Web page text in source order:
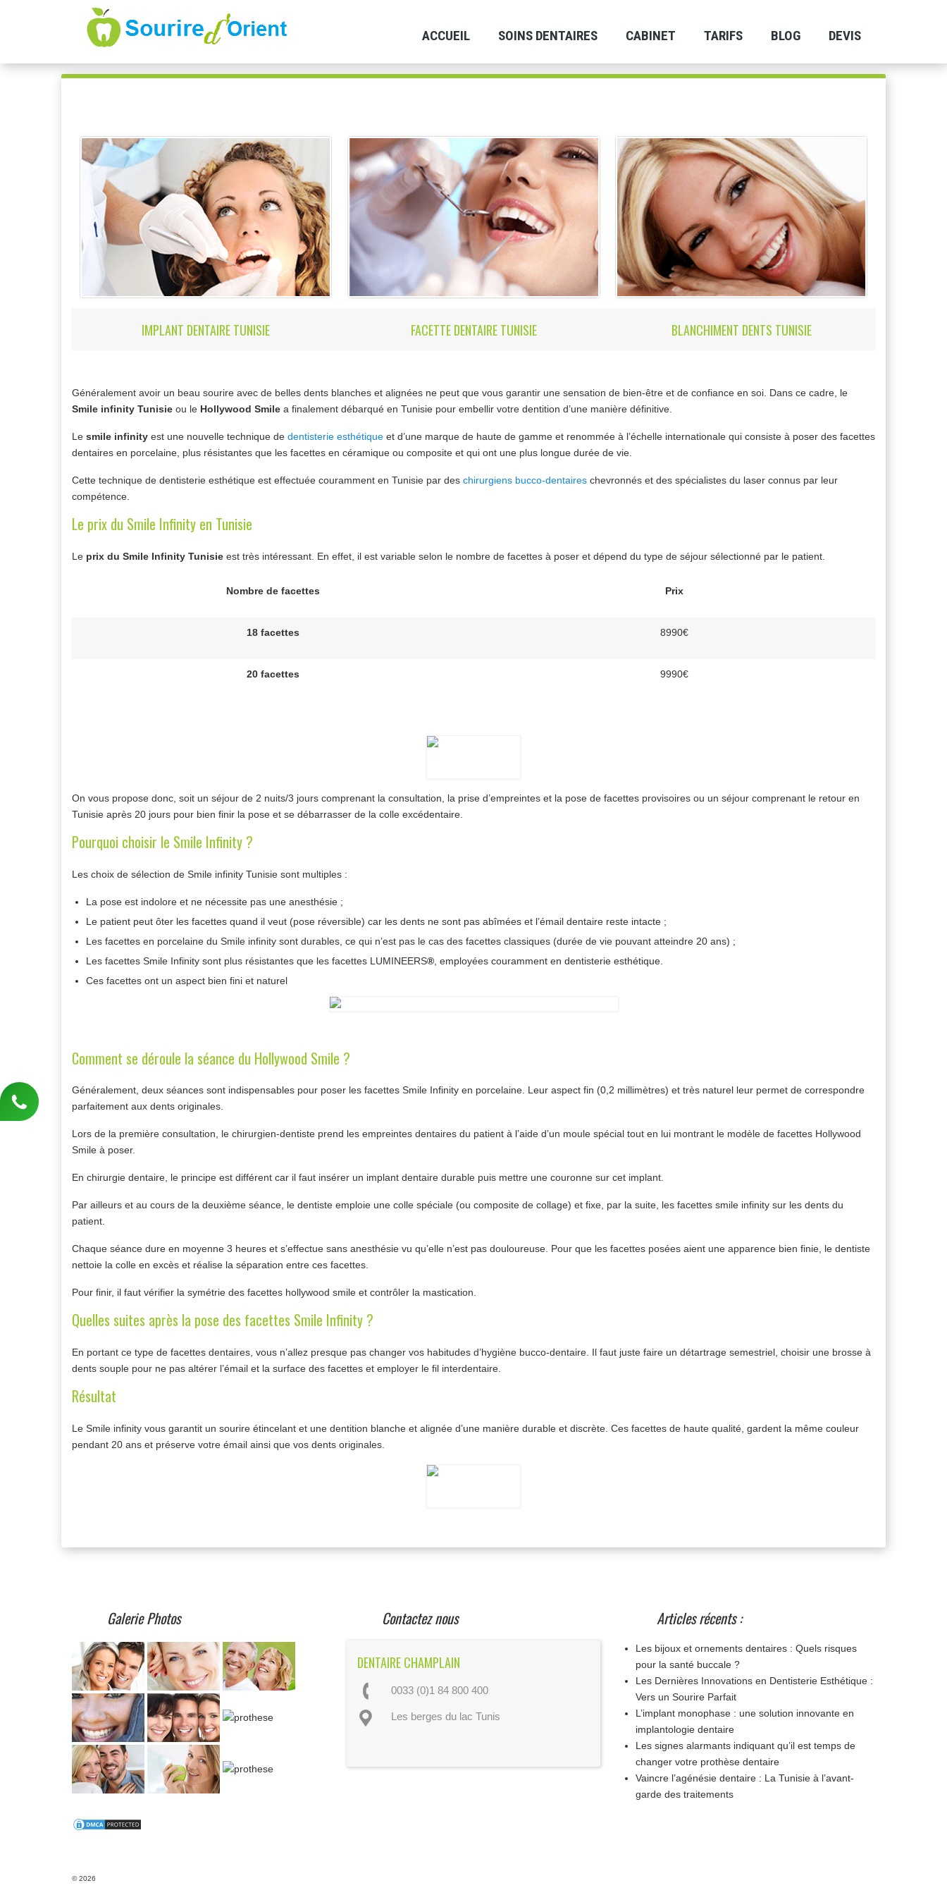
ACCUEIL SOINS DENTAIRES CABINET TARIFS BLOG DEVIS
IMPLANT DENTAIRE TUNISIE FACETTE DENTAIRE TUNISIE BLANCHIMENT DENTS TUNISIE
Généralement avoir un beau sourire avec de belles dents blanches et alignées ne peut que vous garantir une sensation de bien-être et de confiance en soi. Dans ce cadre, le
Smile infinity Tunisie ou le Hollywood Smile a finalement débarqué en Tunisie pour embellir votre dentition d’une manière définitive.
Le smile infinity est une nouvelle technique de dentisterie esthétique et d’une marque de haute de gamme et renommée à l’échelle internationale qui consiste à poser des facettes
dentaires en porcelaine, plus résistantes que les facettes en céramique ou composite et qui ont une plus longue durée de vie.
Cette technique de dentisterie esthétique est effectuée couramment en Tunisie par des chirurgiens bucco-dentaires chevronnés et des spécialistes du laser connus par leur
compétence.
Le prix du Smile Infinity en Tunisie
Le prix du Smile Infinity Tunisie est très intéressant. En effet, il est variable selon le nombre de facettes à poser et dépend du type de séjour sélectionné par le patient.
Nombre de facettes Prix
18 facettes 8990€
20 facettes 9990€
On vous propose donc, soit un séjour de 2 nuits/3 jours comprenant la consultation, la prise d’empreintes et la pose de facettes provisoires ou un séjour comprenant le retour en
Tunisie après 20 jours pour bien finir la pose et se débarrasser de la colle excédentaire.
Pourquoi choisir le Smile Infinity ?
Les choix de sélection de Smile infinity Tunisie sont multiples :
La pose est indolore et ne nécessite pas une anesthésie ;
Le patient peut ôter les facettes quand il veut (pose réversible) car les dents ne sont pas abîmées et l’émail dentaire reste intacte ;
Les facettes en porcelaine du Smile infinity sont durables, ce qui n’est pas le cas des facettes classiques (durée de vie pouvant atteindre 20 ans) ;
Les facettes Smile Infinity sont plus résistantes que les facettes LUMINEERS® , employées couramment en dentisterie esthétique.
Ces facettes ont un aspect bien fini et naturel
Comment se déroule la séance du Hollywood Smile ?
Généralement, deux séances sont indispensables pour poser les facettes Smile Infinity en porcelaine. Leur aspect fin (0,2 millimètres) et très naturel leur permet de correspondre
parfaitement aux dents originales.
Lors de la première consultation, le chirurgien-dentiste prend les empreintes dentaires du patient à l’aide d’un moule spécial tout en lui montrant le modèle de facettes Hollywood
Smile à poser.
En chirurgie dentaire, le principe est différent car il faut insérer un implant dentaire durable puis mettre une couronne sur cet implant.
Par ailleurs et au cours de la deuxième séance, le dentiste emploie une colle spéciale (ou composite de collage) et fixe, par la suite, les facettes smile infinity sur les dents du
patient.
Chaque séance dure en moyenne 3 heures et s’effectue sans anesthésie vu qu’elle n’est pas douloureuse. Pour que les facettes posées aient une apparence bien finie, le dentiste
nettoie la colle en excès et réalise la séparation entre ces facettes.
Pour finir, il faut vérifier la symétrie des facettes hollywood smile et contrôler la mastication.
Quelles suites après la pose des facettes Smile Infinity ?
En portant ce type de facettes dentaires, vous n’allez presque pas changer vos habitudes d’hygiène bucco-dentaire. Il faut juste faire un détartrage semestriel, choisir une brosse à
dents souple pour ne pas altérer l’émail et la surface des facettes et employer le fil interdentaire.
Résultat
Le Smile infinity vous garantit un sourire étincelant et une dentition blanche et alignée d’une manière durable et discrète. Ces facettes de haute qualité, gardent la même couleur
pendant 20 ans et préserve votre émail ainsi que vos dents originales.
Galerie Photos Contactez nous
DENTAIRE CHAMPLAIN
0033 (0)1 84 800 400
Les berges du lac Tunis
Articles récents :
Les bijoux et ornements dentaires : Quels risques
pour la santé buccale ?
Les Dernières Innovations en Dentisterie Esthétique :
Vers un Sourire Parfait
L’implant monophase : une solution innovante en
implantologie dentaire
Les signes alarmants indiquant qu’il est temps de
changer votre prothèse dentaire
Vaincre l’agénésie dentaire : La Tunisie à l’avant-
garde des traitements
© 2026